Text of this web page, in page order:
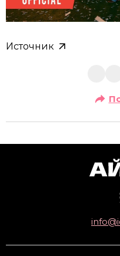
Источник